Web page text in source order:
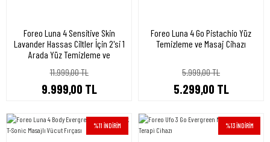
Foreo Luna 4 Sensitive Skin
Lavander Hassas Ciltler İçin 2'si 1
Arada Yüz Temizleme ve
11.999,00 TL
9.999,00 TL
Foreo Luna 4 Go Pistachio Yüz
Temizleme ve Masaj Cihazı
5.999,00 TL
5.299,00 TL
%11 İNDİRİM %13 İNDİRİM